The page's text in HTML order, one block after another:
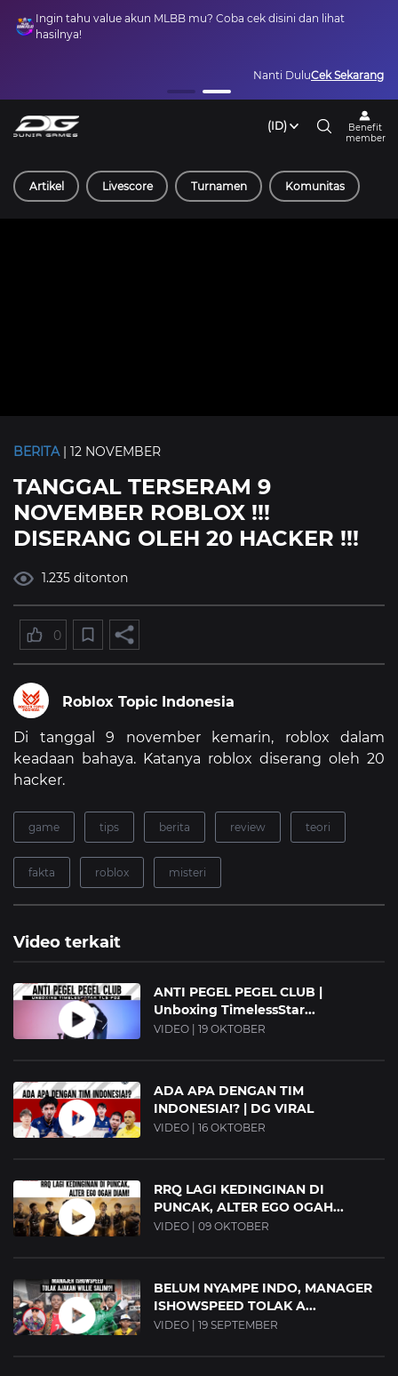
Ingin tahu value akun MLBB mu? Coba cek disini dan lihat
hasilnya!
Nanti DuluCek Sekarang
(ID)
Benefit
member
Artikel Livescore Turnamen Komunitas
BERITA| 12 NOVEMBER
TANGGAL TERSERAM 9
NOVEMBER ROBLOX !!!
DISERANG OLEH 20 HACKER !!!
1.235 ditonton
0
Roblox Topic Indonesia
Di tanggal 9 november kemarin, roblox dalam
keadaan bahaya. Katanya roblox diserang oleh 20
hacker.
game tips berita review teori
fakta roblox misteri
Video terkait
ANTI PEGEL PEGEL CLUB |
Unboxing TimelessStar...
VIDEO | 19 OKTOBER
ADA APA DENGAN TIM
INDONESIA!? | DG VIRAL
VIDEO | 16 OKTOBER
RRQ LAGI KEDINGINAN DI
PUNCAK, ALTER EGO OGAH...
VIDEO | 09 OKTOBER
BELUM NYAMPE INDO, MANAGER
ISHOWSPEED TOLAK A...
VIDEO | 19 SEPTEMBER